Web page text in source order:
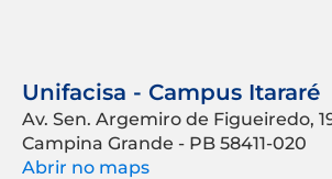
Unifacisa - Campus Itararé
Av. Sen. Argemiro de Figueiredo,
Campina Grande - PB 58411-020
Abrir no maps